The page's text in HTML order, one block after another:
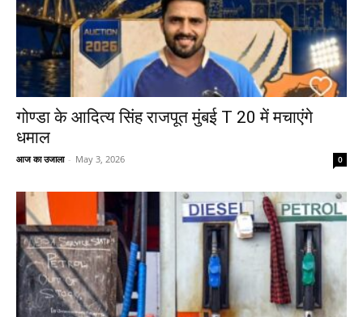
गोण्डा के आदित्य सिंह राजपूत मुंबई T 20 में मचाएंगे
धमाल
आज का उजाला - May 3, 2026 0